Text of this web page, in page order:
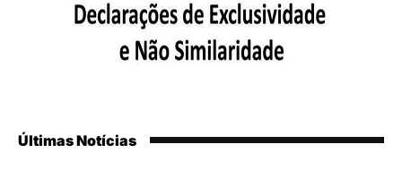
Últimas Notícias